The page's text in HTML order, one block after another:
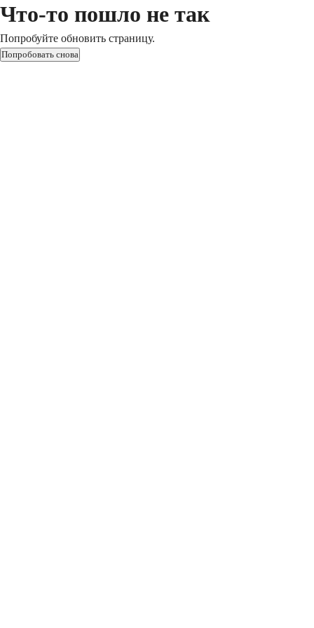
Что-то пошло не так
Попробуйте обновить страницу.
Попробовать снова